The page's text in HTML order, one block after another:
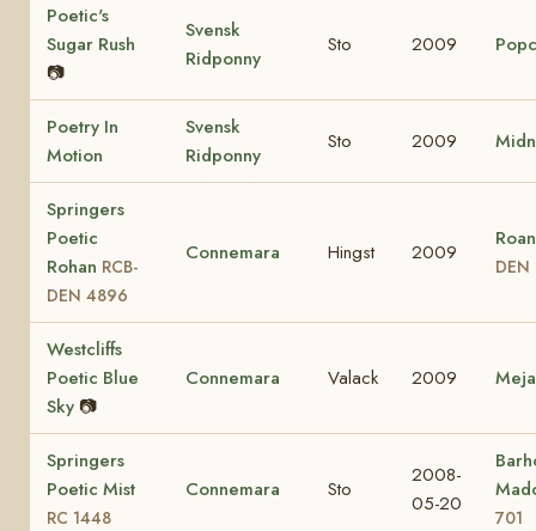
Poetic's
Sugar Rush
📷
Svensk
Ridponny
Sto 2009
Poetry In
Motion
Svensk
Ridponny
Sto 2009
Springers
Poetic
Rohan RCB-
DEN 4896
Connemara Hingst 2009
Westcliffs
Poetic Blue
Sky 📷
Connemara Valack 2009
Springers
Poetic Mist
RC 1448
Connemara Sto
2008-
05-20
701